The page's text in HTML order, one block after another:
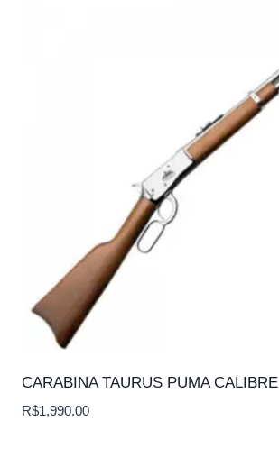
CARABINA TAURUS PUMA
R$1,990.00